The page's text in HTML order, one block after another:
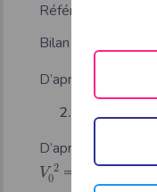
Référentiel
Bilan des forces
D’après le T.E.C :
La vitesse
D’après le T.E.C :
V 2
0
⇒ =